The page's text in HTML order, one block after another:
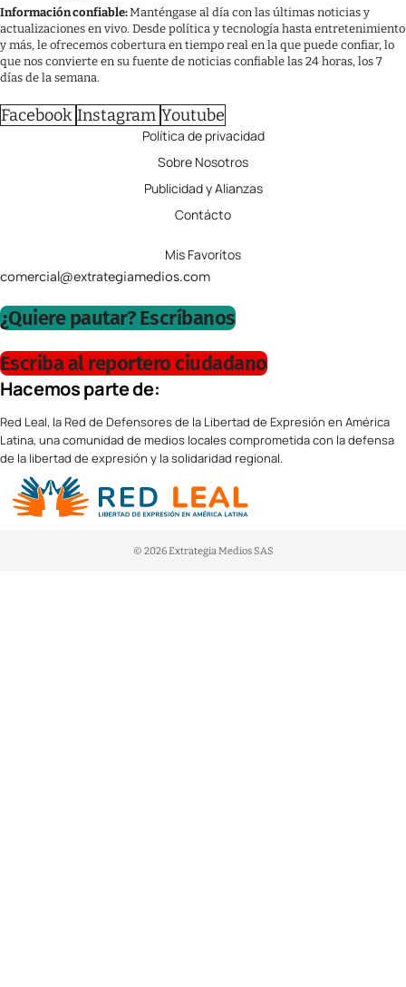
Información confiable:Manténgase al día con las últimas noticias y
actualizaciones en vivo. Desde política y tecnología hasta entretenimiento
y más, le ofrecemos cobertura en tiempo real en la que puede confiar, lo
que nos convierte en su fuente de noticias confiable las 24 horas, los 7
días de la semana.
Facebook Instagram Youtube
Política de privacidad
Sobre Nosotros
Publicidad y Alianzas
Contácto
Mis Favoritos
comercial@extrategiamedios.com
¿Quiere pautar? Escríbanos
Escriba al reportero ciudadano
Hacemos parte de:
Red Leal, la Red de Defensores de la Libertad de Expresión en América
Latina, una comunidad de medios locales comprometida con la defensa
de la libertad de expresión y la solidaridad regional.
© 2026 Extrategia Medios SAS